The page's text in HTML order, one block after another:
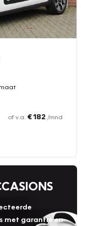
of v.a. € 182 /mnd
met garantie en